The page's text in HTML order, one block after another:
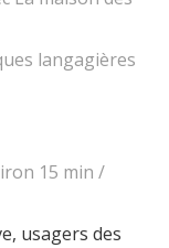
langagières
15 min /
usagers des